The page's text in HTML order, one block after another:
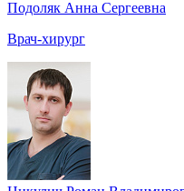
Подоляк Анна Сергеевна
Врач-хирург